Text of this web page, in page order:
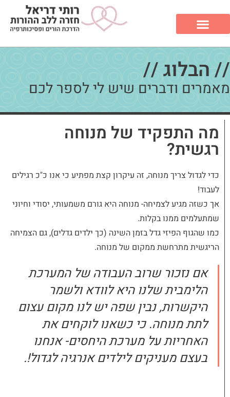
// הבלוג //
מאמרים ודברים שיש לי לספר לכם
מה התפקיד של מנוחה
רגשית?
כדי לגדול צריך מנוחה, זה עיקרון קצת מפתיע כי אנו כ"כ רגילים
לעבוד!
אך כשזה מגיע לצמיחה- מנוחה היא גורם משמעותי, יסודי וחיוני
שמתעלמים ממנו בקלות.
כמו שהגוף הפיזי גדל בזמן השינה (כך ילדים גדלים), גם הצמיחה
הריגשית מתרחשת ממקום של מנוחה.
אם נזכור שרוב העבודה של המערכת
הלימבית שלנו היא לוודא ולשמר
היקשרות, נבין שפה יש לנו מקום עצום
לתתמנוחה. כי כשאנו לוקחים את
האחריות על מערכת היחסים- אנחנו
בעצם מעניקים לילדים אנרגיה לגדול!.